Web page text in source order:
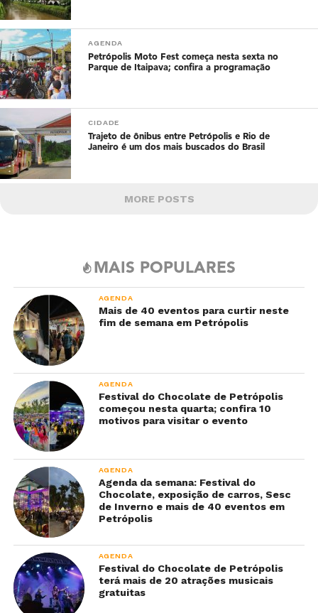
AGENDA
Petrópolis Moto Fest começa nesta sexta no
Parque de Itaipava; confira a programação
CIDADE
Trajeto de ônibus entre Petrópolis e Rio de
Janeiro é um dos mais buscados do Brasil
MORE POSTS
MAIS POPULARES
AGENDA
Mais de 40 eventos para curtir neste
fim de semana em Petrópolis
AGENDA
Festival do Chocolate de Petrópolis
começou nesta quarta; confira 10
motivos para visitar o evento
AGENDA
Agenda da semana: Festival do
Chocolate, exposição de carros, Sesc
de Inverno e mais de 40 eventos em
Petrópolis
AGENDA
Festival do Chocolate de Petrópolis
terá mais de 20 atrações musicais
gratuitas